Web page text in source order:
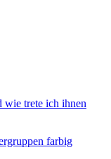
wie trete ich ihnen
farbig